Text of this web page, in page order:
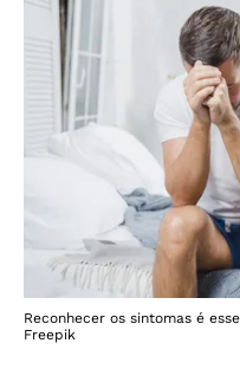
Reconhecer os sintomas é
Freepik